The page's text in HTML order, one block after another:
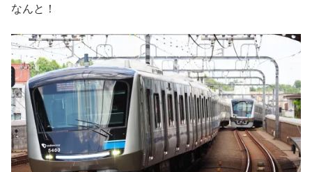
なんと！